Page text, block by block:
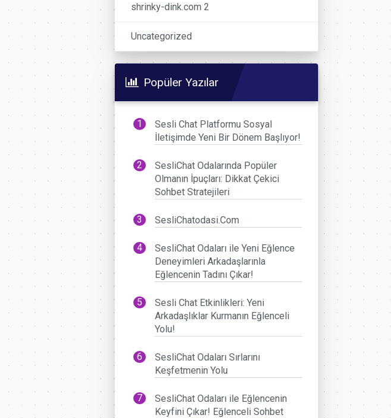
shrinky-dink.com 2
Uncategorized
Popüler Yazılar
Sesli Chat Platformu Sosyal
İletişimde Yeni Bir Dönem Başlıyor!
SesliChat Odalarında Popüler
Olmanın İpuçları: Dikkat Çekici
Sohbet Stratejileri
SesliChatodasi.Com
SesliChat Odaları ile Yeni Eğlence
Deneyimleri Arkadaşlarınla
Eğlencenin Tadını Çıkar!
Sesli Chat Etkinlikleri: Yeni
Arkadaşlıklar Kurmanın Eğlenceli
Yolu!
SesliChat Odaları Sırlarını
Keşfetmenin Yolu
SesliChat Odaları ile Eğlencenin
Keyfini Çıkar! Eğlenceli Sohbet